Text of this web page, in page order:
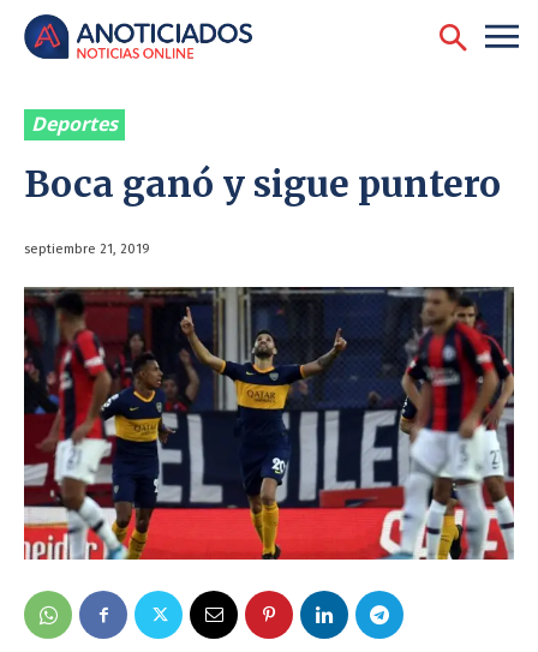
Deportes
Boca ganó y sigue puntero
septiembre 21, 2019